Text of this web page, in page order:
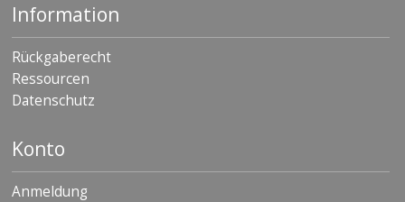
Information
Rückgaberecht
Ressourcen
Datenschutz
Konto
Anmeldung